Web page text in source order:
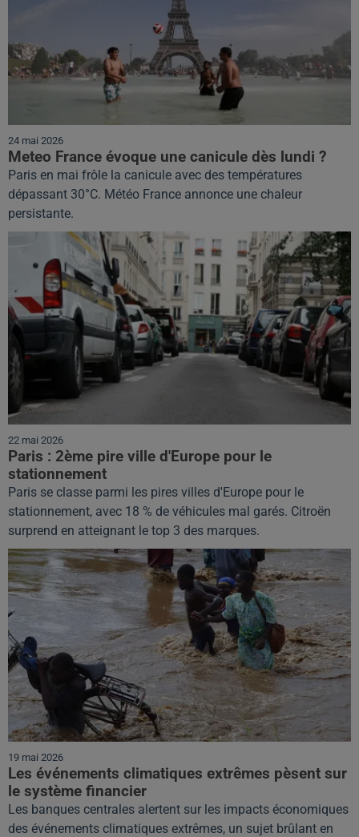
24 mai 2026
Meteo France évoque une canicule dès lundi ?
Paris en mai frôle la canicule avec des températures
dépassant 30°C. Météo France annonce une chaleur
persistante.
22 mai 2026
Paris : 2ème pire ville d'Europe pour le
stationnement
Paris se classe parmi les pires villes d'Europe pour le
stationnement, avec 18 % de véhicules mal garés. Citroën
surprend en atteignant le top 3 des marques.
19 mai 2026
Les événements climatiques extrêmes pèsent sur
le système financier
Les banques centrales alertent sur les impacts économiques
des événements climatiques extrêmes, un sujet brûlant en